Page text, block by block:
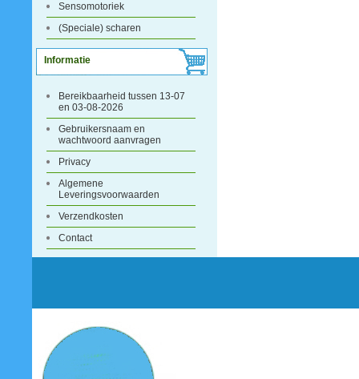
Sensomotoriek
(Speciale) scharen
Informatie
Bereikbaarheid tussen 13-07
en 03-08-2026
Gebruikersnaam en
wachtwoord aanvragen
Privacy
Algemene
Leveringsvoorwaarden
Verzendkosten
Contact